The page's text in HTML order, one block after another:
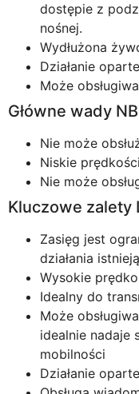
dostępie z
nośnej.
Wydłużona
Działanie
Może
Główne wady
Nie może
Niskie
Nie może
Kluczowe zalety
Zasięg jest
działania
Wysokie
Idealny do
Może
idealnie nadaje
mobilności
Działanie